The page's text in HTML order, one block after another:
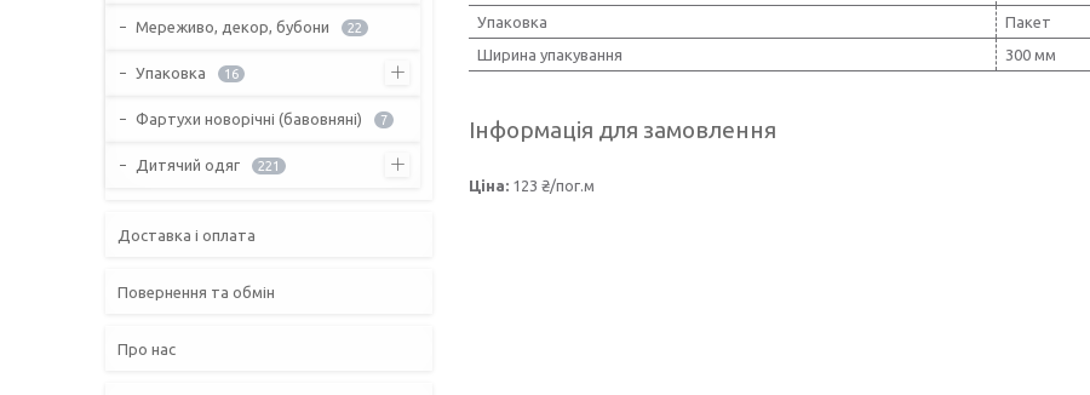
Упаковка
Пакет
Ширина упакування
300 мм
Інформація для замовлення
Ціна: 123 ₴/пог.м
Мереживо, декор, бубони 22
Упаковка 16
Фартухи новорічні (бавовняні) 7
Дитячий одяг 221
Доставка і оплата
Повернення та обмін
Про нас